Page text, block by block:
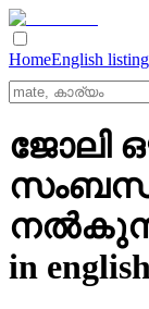
HomeEnglish listing
ജോലി
in